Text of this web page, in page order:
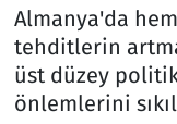
Almanya'da
tehditlerin
üst düzey
önlemlerini
Kurumsal
Lezzet Durağı